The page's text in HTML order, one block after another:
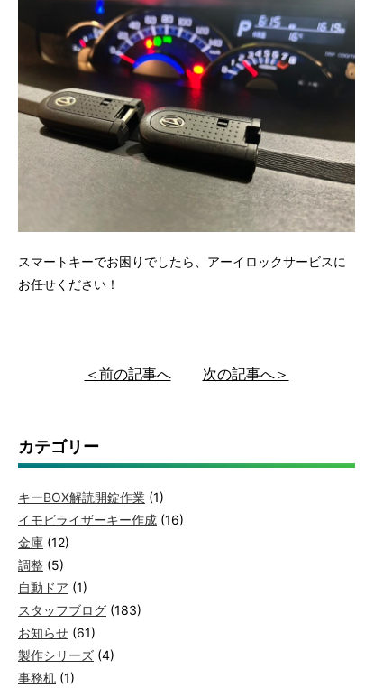
スマートキーでお困りでしたら、アーイロックサービスに
お任せください！
＜前の記事へ 次の記事へ＞
カテゴリー
キーBOX解読開錠作業 (1)
イモビライザーキー作成 (16)
金庫 (12)
調整 (5)
自動ドア (1)
スタッフブログ (183)
お知らせ (61)
製作シリーズ (4)
事務机 (1)